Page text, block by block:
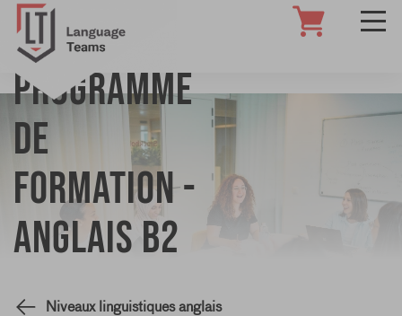
Programme
de
formation -
Anglais B2
Niveaux linguistiques anglais